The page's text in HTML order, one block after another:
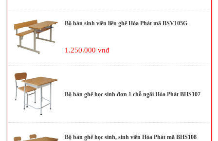
Bộ bàn sinh viên liền ghế Hòa Phát mã BSV105G
1.250.000 vnđ
Bộ bàn ghế học sinh đơn 1 chỗ ngồi Hòa Phát BHS107
Bộ bàn ghế học sinh, sinh viên Hòa Phát mã BHS108